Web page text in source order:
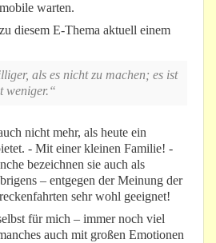
warten.
diesem E-Thema aktuell einem
als es nicht zu machen; es ist
weniger.“
nicht mehr, als heute ein
- Mit einer kleinen Familie! -
bezeichnen sie auch als
– entgegen der Meinung der
sehr wohl geeignet!
für mich – immer noch viel
auch mit großen Emotionen